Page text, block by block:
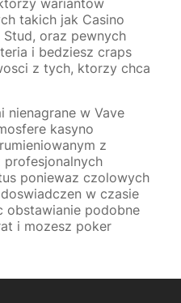
wariantow
takich jak Casino
Stud, oraz pewnych
i bedziesz craps
z tych, ktorzy chca
nienagrane w Vave
kasyno
z
poniewaz czolowych
w czasie
obstawianie podobne
i mozesz poker